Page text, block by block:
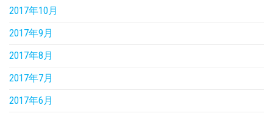
2017年10月
2017年9月
2017年8月
2017年7月
2017年6月